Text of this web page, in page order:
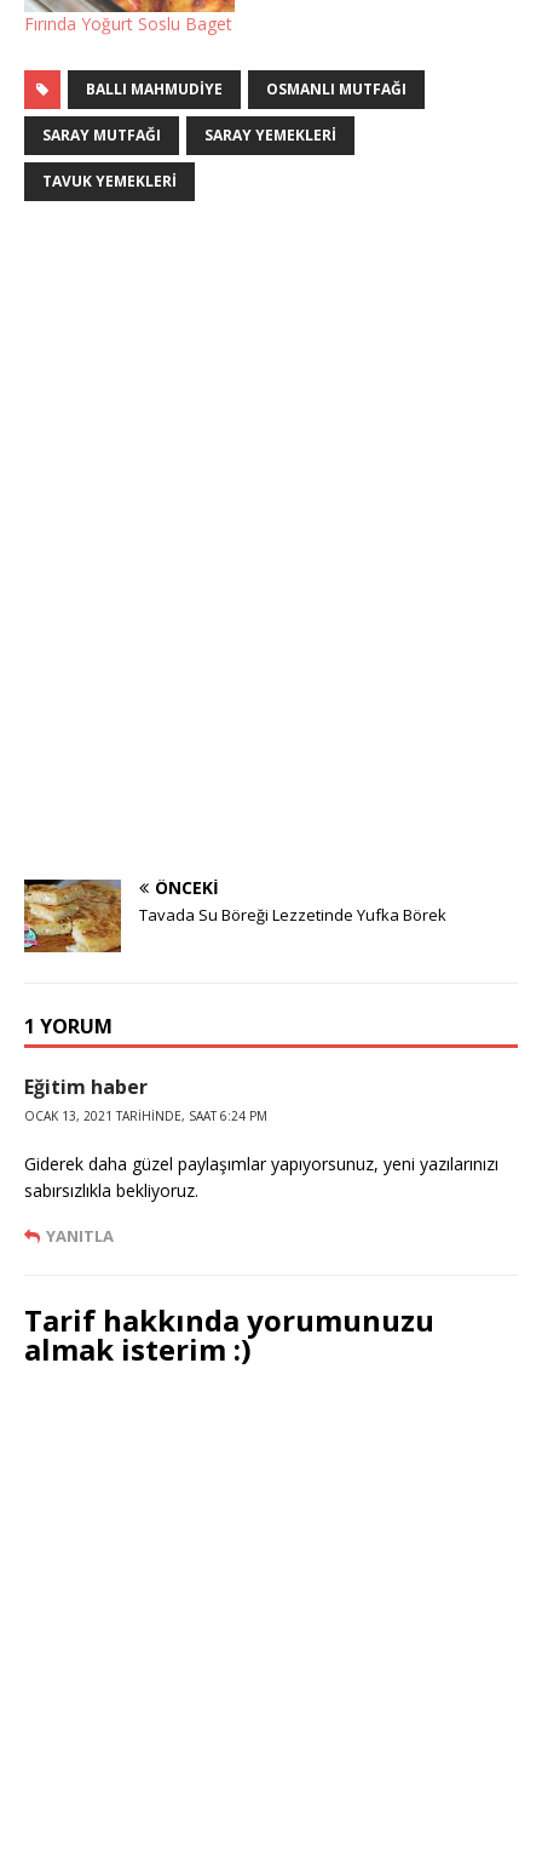
Fırında Yoğurt Soslu Baget
BALLI MAHMUDIYE OSMANLI MUTFAĞI
SARAY MUTFAĞI SARAY YEMEKLERI
TAVUK YEMEKLERI
ÖNCEKI
Tavada Su Böreği Lezzetinde Yufka Börek
1 YORUM
Eğitim haber
OCAK 13, 2021 TARIHINDE, SAAT 6:24 PM
Giderek daha güzel paylaşımlar yapıyorsunuz, yeni yazılarınızı
sabırsızlıkla bekliyoruz.
YANITLA
Tarif hakkında yorumunuzu
almak isterim :)